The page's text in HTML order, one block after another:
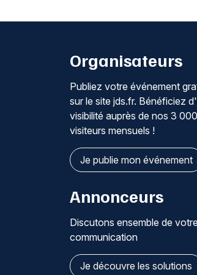
Organisateurs
Publiez votre événement
sur le site jds.fr. Bénéficiez
visibilité auprès de nos 3
visiteurs mensuels !
Je publie mon événement
Annonceurs
Discutons ensemble de votre
communication
Je découvre les solutions